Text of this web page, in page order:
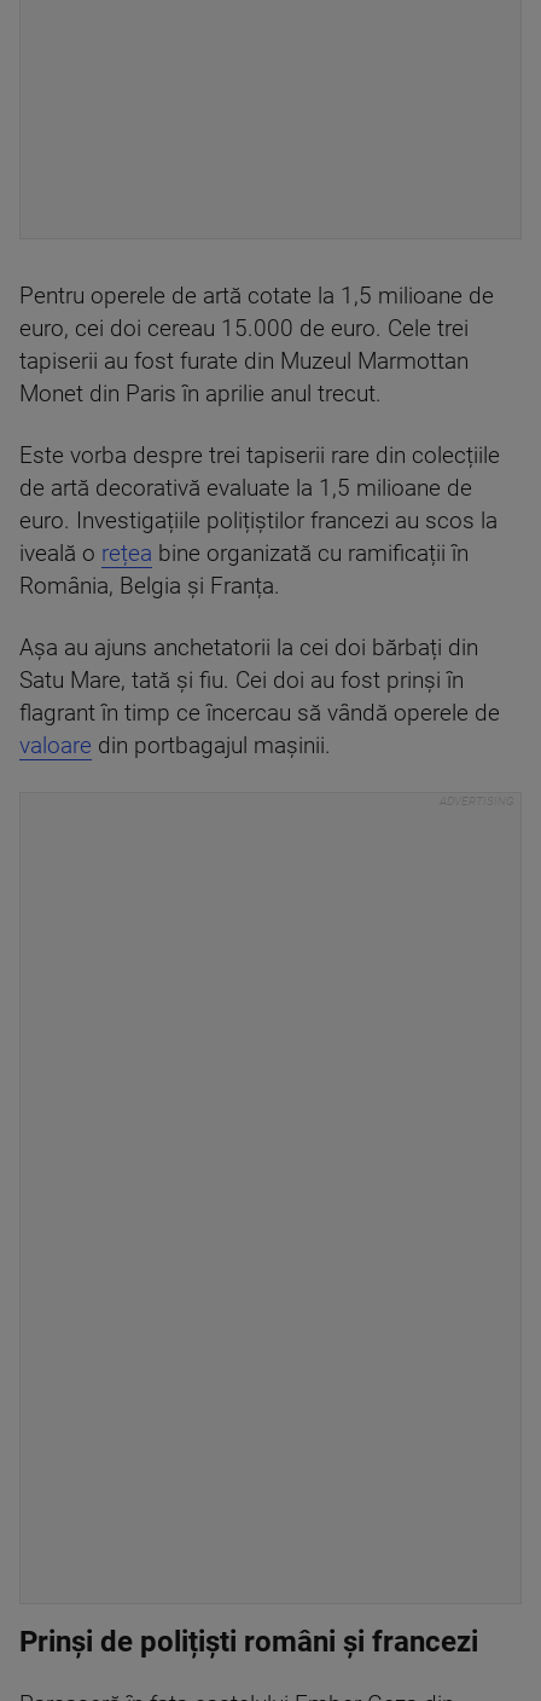
Pentru operele de artă cotate la 1,5 milioane de
euro, cei doi cereau 15.000 de euro. Cele trei
tapiserii au fost furate din Muzeul Marmottan
Monet din Paris în aprilie anul trecut.
Este vorba despre trei tapiserii rare din colecțiile
de artă decorativă evaluate la 1,5 milioane de
euro. Investigațiile polițiștilor francezi au scos la
iveală o rețea bine organizată cu ramificații în
România, Belgia și Franța.
Așa au ajuns anchetatorii la cei doi bărbați din
Satu Mare, tată și fiu. Cei doi au fost prinși în
flagrant în timp ce încercau să vândă operele de
valoare din portbagajul mașinii.
Prinși de polițiști români și francezi